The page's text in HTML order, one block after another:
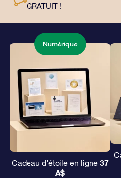
GRATUIT !
Numérique
Cadeau d’étoile en ligne 37
A$